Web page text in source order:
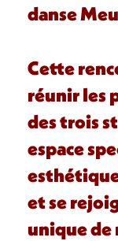
danse
Cette
réunir les
des trois
espace
et se
unique de